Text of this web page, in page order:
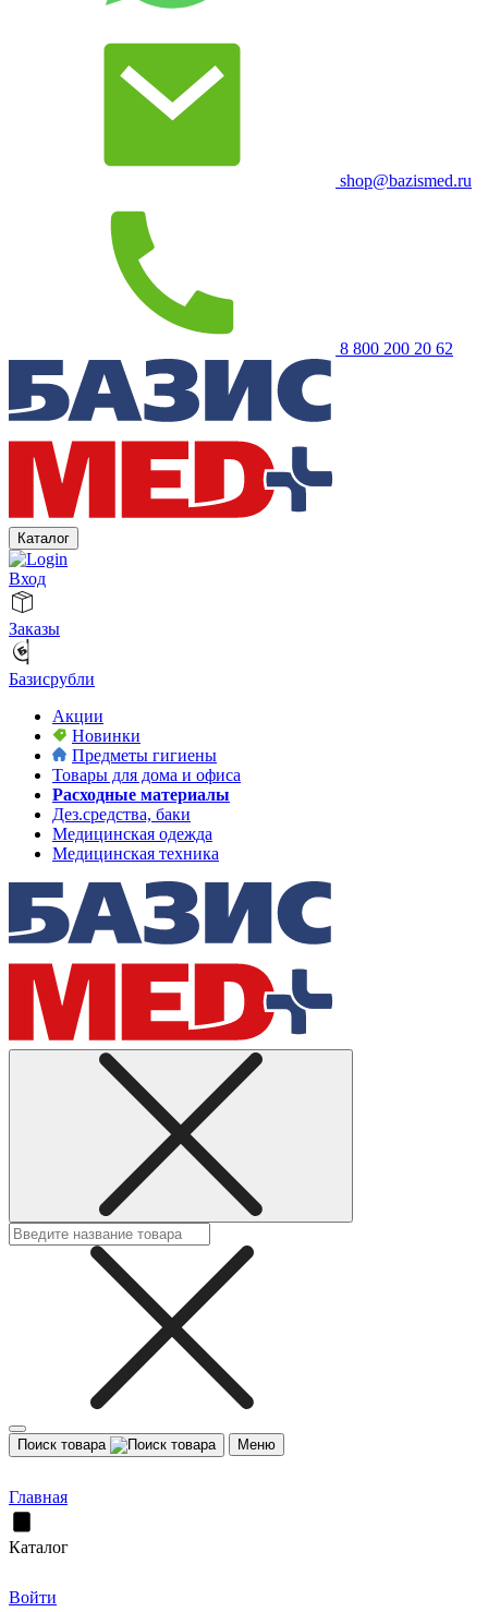
shop@bazismed.ru
8 800 200 20 62
Каталог
Вход
Заказы
Базисрубли
Акции
Новинки
Предметы гигиены
Товары для дома и офиса
Расходные материалы
Дез.средства, баки
Медицинская одежда
Медицинская техника
Поиск товара Меню
Главная
Каталог
Войти